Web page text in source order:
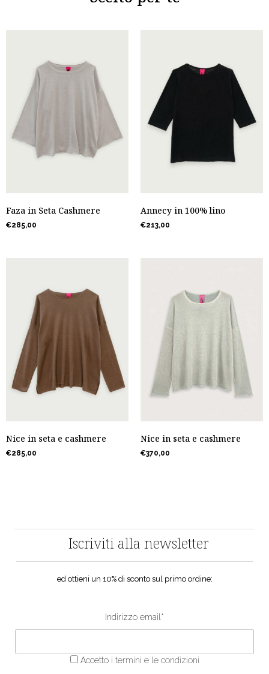
Faza in Seta Cashmere
€285,00
Annecy in 100% lino
€213,00
Nice in seta e cashmere
€285,00
Nice in seta e cashmere
€370,00
Iscriviti alla newsletter
ed ottieni un 10% di sconto sul primo ordine:
Indirizzo email*
Accettoi termini e le condizioni